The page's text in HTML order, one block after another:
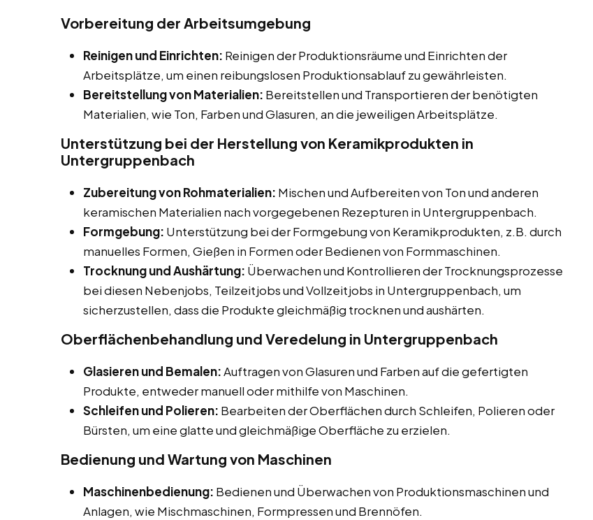
Vorbereitung der Arbeitsumgebung
Reinigen und Einrichten: Reinigen der Produktionsräume und Einrichten der
Arbeitsplätze, um einen reibungslosen Produktionsablauf zu gewährleisten.
Bereitstellung von Materialien: Bereitstellen und Transportieren der benötigten
Materialien, wie Ton, Farben und Glasuren, an die jeweiligen Arbeitsplätze.
Unterstützung bei der Herstellung von Keramikprodukten in
Untergruppenbach
Zubereitung von Rohmaterialien: Mischen und Aufbereiten von Ton und anderen
keramischen Materialien nach vorgegebenen Rezepturen in Untergruppenbach.
Formgebung: Unterstützung bei der Formgebung von Keramikprodukten, z.B. durch
manuelles Formen, Gießen in Formen oder Bedienen von Formmaschinen.
Trocknung und Aushärtung: Überwachen und Kontrollieren der Trocknungsprozesse
bei diesen Nebenjobs, Teilzeitjobs und Vollzeitjobs in Untergruppenbach, um
sicherzustellen, dass die Produkte gleichmäßig trocknen und aushärten.
Oberflächenbehandlung und Veredelung in Untergruppenbach
Glasieren und Bemalen:Auftragen von Glasuren und Farben auf die gefertigten
Produkte, entweder manuell oder mithilfe von Maschinen.
Schleifen und Polieren: Bearbeiten der Oberflächen durch Schleifen, Polieren oder
Bürsten, um eine glatte und gleichmäßige Oberfläche zu erzielen.
Bedienung und Wartung von Maschinen
Maschinenbedienung: Bedienen und Überwachen von Produktionsmaschinen und
Anlagen, wie Mischmaschinen, Formpressen und Brennöfen.